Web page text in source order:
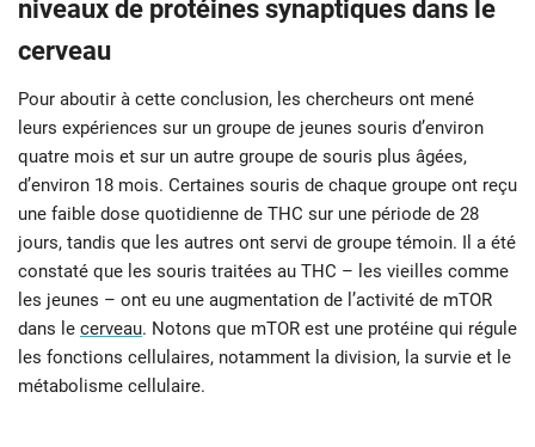
niveaux de protéines synaptiques dans le
cerveau
Pour aboutir à cette conclusion, les chercheurs ont mené
leurs expériences sur un groupe de jeunes souris d’environ
quatre mois et sur un autre groupe de souris plus âgées,
d’environ 18 mois. Certaines souris de chaque groupe ont reçu
une faible dose quotidienne de THC sur une période de 28
jours, tandis que les autres ont servi de groupe témoin. Il a été
constaté que les souris traitées au THC – les vieilles comme
les jeunes – ont eu une augmentation de l’activité de mTOR
dans le cerveau. Notons que mTOR est une protéine qui régule
les fonctions cellulaires, notamment la division, la survie et le
métabolisme cellulaire.